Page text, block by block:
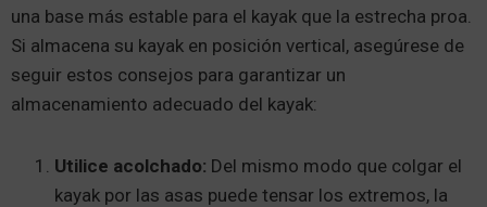
una base más estable para el kayak que la estrecha proa.
Si almacena su kayak en posición vertical, asegúrese de
seguir estos consejos para garantizar un
almacenamiento adecuado del kayak:
Utilice acolchado: Del mismo modo que colgar el
kayak por las asas puede tensar los extremos, la